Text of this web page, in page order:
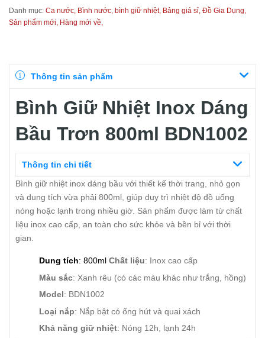
Danh mục: Ca nước, Bình nước, bình giữ nhiệt, Bảng giá sỉ, Đồ Gia Dụng,
Sản phẩm mới, Hàng mới về,
Thông tin sản phẩm
Bình Giữ Nhiệt Inox Dáng
Bầu Trơn 800ml BDN1002
Thông tin chi tiết
Bình giữ nhiệt inox dáng bầu với thiết kế thời trang, nhỏ gọn
và dung tích vừa phải 800ml, giúp duy trì nhiệt độ đồ uống
nóng hoặc lạnh trong nhiều giờ. Sản phẩm được làm từ chất
liệu inox cao cấp, an toàn cho sức khỏe và bền bỉ với thời
gian.
Dung tích: 800ml Chất liệu: Inox cao cấp
Màu sắc: Xanh rêu (có các màu khác như trắng, hồng)
Model: BDN1002
Loại nắp: Nắp bật có ống hút và quai xách
Khả năng giữ nhiệt: Nóng 12h, lạnh 24h